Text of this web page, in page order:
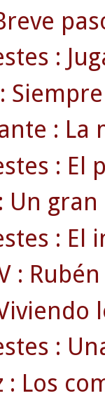
:
: La
: El
Un
: El
:
:
: Los